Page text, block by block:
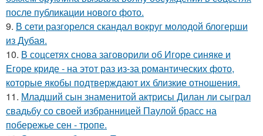
после публикации нового фото.
9. В сети разгорелся скандал вокруг молодой блогерши
из Дубая.
10. В соцсетях снова заговорили об Игоре синяке и
Егоре криде - на этот раз из-за романтических фото,
которые якобы подтверждают их близкие отношения.
11. Младший сын знаменитой актрисы Дилан ли сыграл
свадьбу со своей избранницей Паулой брасс на
побережье сен - тропе.